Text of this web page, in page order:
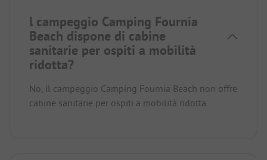
l campeggio Camping Fournia
Beach dispone di cabine
sanitarie per ospiti a mobilità
ridotta?
No, il campeggio Camping Fournia Beach non offre
cabine sanitarie per ospiti a mobilità ridotta.